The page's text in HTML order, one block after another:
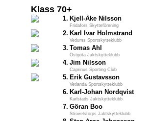
Klass 70+
1. Kjell-Åke Nilsson
Fridafors Skytteförening
2. Karl Ivar Holmstrand
Vedums Sportskytteklubb
3. Tomas Ahl
Östgöta Jaktskytteklubb
4. Jim Nilsson
Caprinus Sporting Club
5. Erik Gustavsson
Vetlanda Sportskytteklubb
6. Karl-Johan Nordqvist
Karlstads Jaktskytteklubb
7. Göran Boo
Strövelstorps Jaktskytteklubb